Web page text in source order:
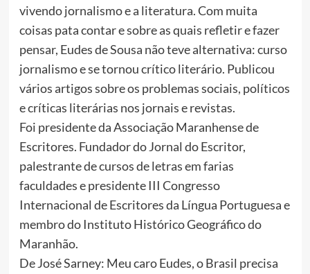
vivendo jornalismo e a literatura. Com muita
coisas pata contar e sobre as quais refletir e fazer
pensar, Eudes de Sousa não teve alternativa: curso
jornalismo e se tornou crítico literário. Publicou
vários artigos sobre os problemas sociais, políticos
e críticas literárias nos jornais e revistas.
Foi presidente da Associação Maranhense de
Escritores. Fundador do Jornal do Escritor,
palestrante de cursos de letras em farias
faculdades e presidente III Congresso
Internacional de Escritores da Língua Portuguesa e
membro do Instituto Histórico Geográfico do
Maranhão.
De José Sarney: Meu caro Eudes, o Brasil precisa